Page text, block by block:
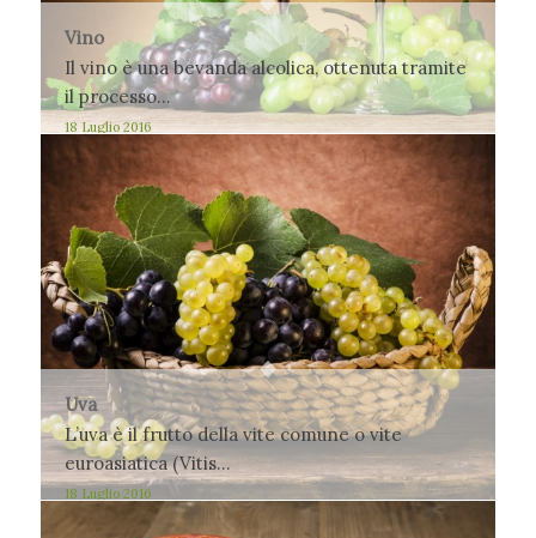
Vino
Il vino è una bevanda alcolica, ottenuta tramite
il processo…
18 Luglio 2016
Uva
L’uva è il frutto della vite comune o vite
euroasiatica (Vitis…
18 Luglio 2016